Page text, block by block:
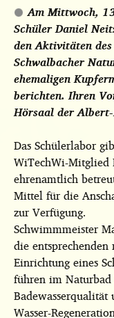
Am Mittwoch,
Schüler Daniel
den Aktivitäten
Schwalbacher
ehemaligen
berichten. Ihren
Hörsaal der
Das Schülerlabor
WiTechWi-Mitglied
ehrenamtlich
Mittel für die
zur Verfügung.
Schwimmmeister
die
Einrichtung eines
führen im
Wasser-